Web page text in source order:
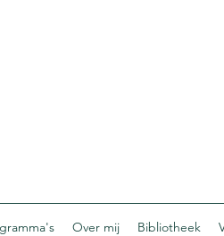
Over mij Bibliotheek